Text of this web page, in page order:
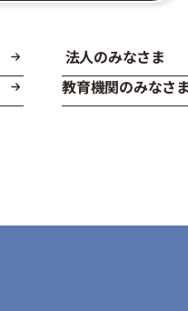
法人のみなさま
教育機関のみなさ